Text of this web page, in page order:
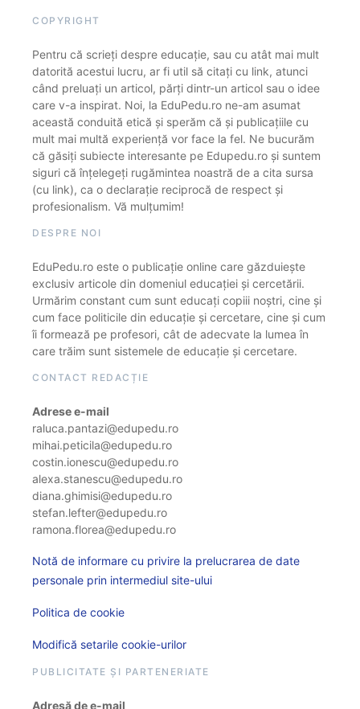
COPYRIGHT
Pentru că scrieți despre educație, sau cu atât mai mult
datorită acestui lucru, ar fi util să citați cu link, atunci
când preluați un articol, părți dintr-un articol sau o idee
care v-a inspirat. Noi, la EduPedu.ro ne-am asumat
această conduită etică și sperăm că și publicațiile cu
mult mai multă experiență vor face la fel. Ne bucurăm
că găsiți subiecte interesante pe Edupedu.ro și suntem
siguri că înțelegeți rugămintea noastră de a cita sursa
(cu link), ca o declarație reciprocă de respect și
profesionalism. Vă mulțumim!
DESPRE NOI
EduPedu.ro este o publicație online care găzduiește
exclusiv articole din domeniul educației și cercetării.
Urmărim constant cum sunt educați copiii noștri, cine și
cum face politicile din educație și cercetare, cine și cum
îi formează pe profesori, cât de adecvate la lumea în
care trăim sunt sistemele de educație și cercetare.
CONTACT REDACȚIE
Adrese e-mail
raluca.pantazi@edupedu.ro
mihai.peticila@edupedu.ro
costin.ionescu@edupedu.ro
alexa.stanescu@edupedu.ro
diana.ghimisi@edupedu.ro
stefan.lefter@edupedu.ro
ramona.florea@edupedu.ro
Notă de informare cu privire la prelucrarea de date
personale prin intermediul site-ului
Politica de cookie
Modifică setarile cookie-urilor
PUBLICITATE ȘI PARTENERIATE
Adresă de e-mail